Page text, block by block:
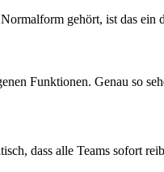
gehört, ist das ein
Funktionen. Genau so
dass alle Teams sofort